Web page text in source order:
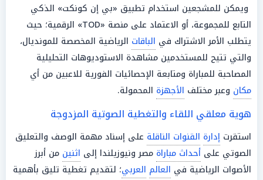
ويمكن للمشجعين استخدام تطبيق «بي إن كونكت» الذكي
التابع للمجموعة، أو الاعتماد على منصة «TOD» الرقمية؛ حيث
يتطلب الأمر الاشتراك في الباقات الرياضية المخصصة للمونديال،
والتي تتيح للمستخدمين مشاهدة الاستوديوهات التحليلية
المصاحبة للمباراة ومتابعة الإحصائيات الفورية للاعبين من أي
مكان وعبر مختلف الأجهزة المحمولة.
هوية معلقي اللقاء والتغطية الصوتية المزدوجة
استقرت إدارة القنوات الناقلة على إسناد مهمة الوصف والتعليق
الصوتي على أحداث مباراة مصر ونيوزيلندا إلى اثنين من أبرز
الأصوات الرياضية في العالم العربي؛ لتقديم تغطية تليق بأهمية